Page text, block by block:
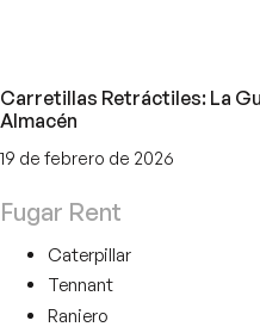
Carretillas Retráctiles: La
Almacén
19 de febrero de 2026
Fugar Rent
Caterpillar
Tennant
Raniero